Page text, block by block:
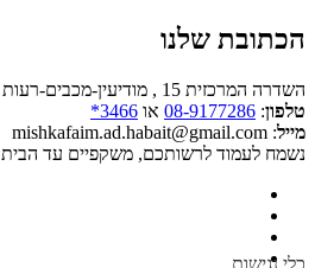
הכתובת שלנו
השדרה המרכזית 15 , מודיעין-מכבים-רעות
טלפון:
08-9177286 או 3466*
מייל: mishkafaim.ad.habait@gmail.com
נשמח לעמוד לרשותכם, משקפיים עד הבית